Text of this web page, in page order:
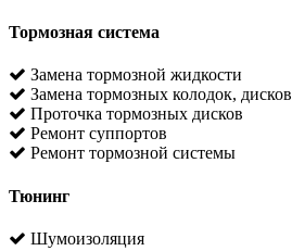
Тормозная система
Замена тормозной жидкости
Замена тормозных колодок, дисков
Проточка тормозных дисков
Ремонт суппортов
Ремонт тормозной системы
Тюнинг
Шумоизоляция